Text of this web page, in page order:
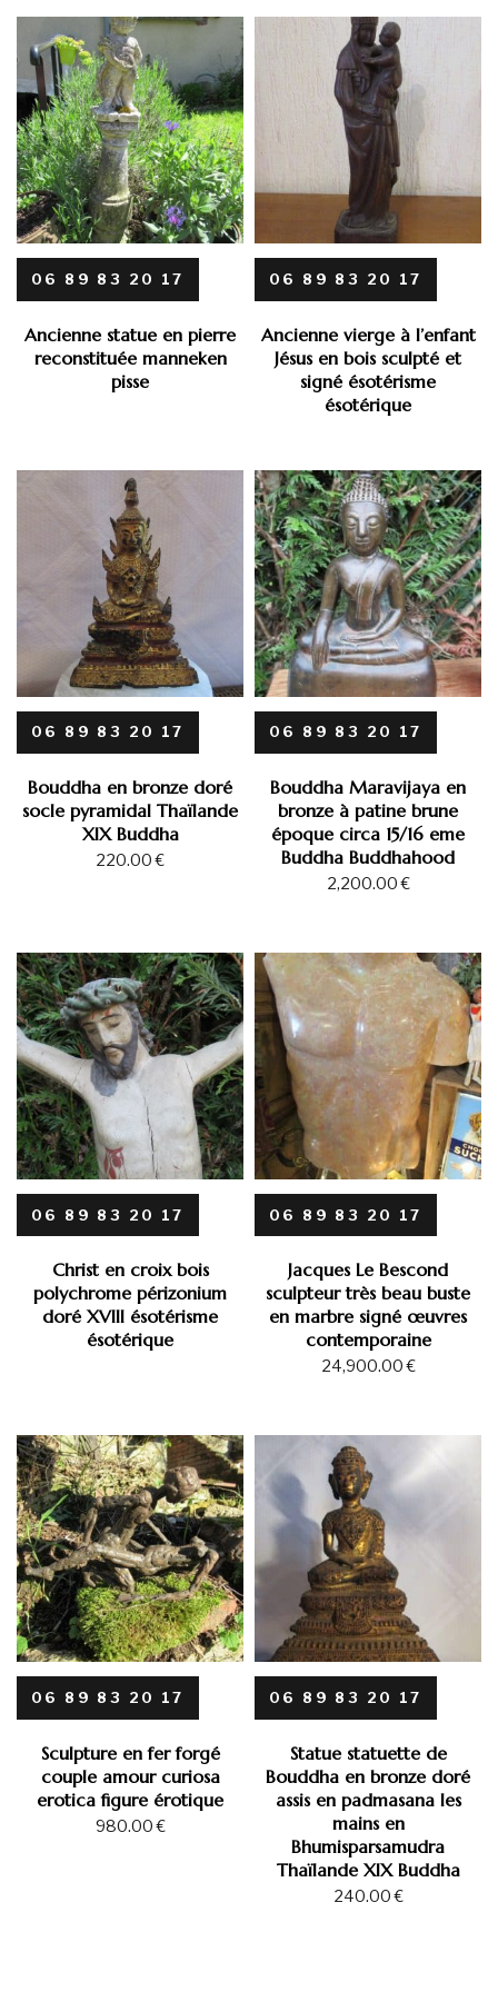
06 89 83 20 17
Ancienne statue en pierre
reconstituée manneken
pisse
06 89 83 20 17
Ancienne vierge à l’enfant
Jésus en bois sculpté et
signé ésotérisme
ésotérique
06 89 83 20 17
Bouddha en bronze doré
socle pyramidal Thaïlande
XIX Buddha
220.00€
06 89 83 20 17
Bouddha Maravijaya en
bronze à patine brune
époque circa 15/16 eme
Buddha Buddhahood
2,200.00€
06 89 83 20 17
Christ en croix bois
polychrome périzonium
doré XVIII ésotérisme
ésotérique
06 89 83 20 17
Jacques Le Bescond
sculpteur très beau buste
en marbre signé œuvres
contemporaine
24,900.00€
06 89 83 20 17
Sculpture en fer forgé
couple amour curiosa
erotica figure érotique
980.00€
06 89 83 20 17
Statue statuette de
Bouddha en bronze doré
assis en padmasana les
mains en
Bhumisparsamudra
Thaïlande XIX Buddha
240.00€